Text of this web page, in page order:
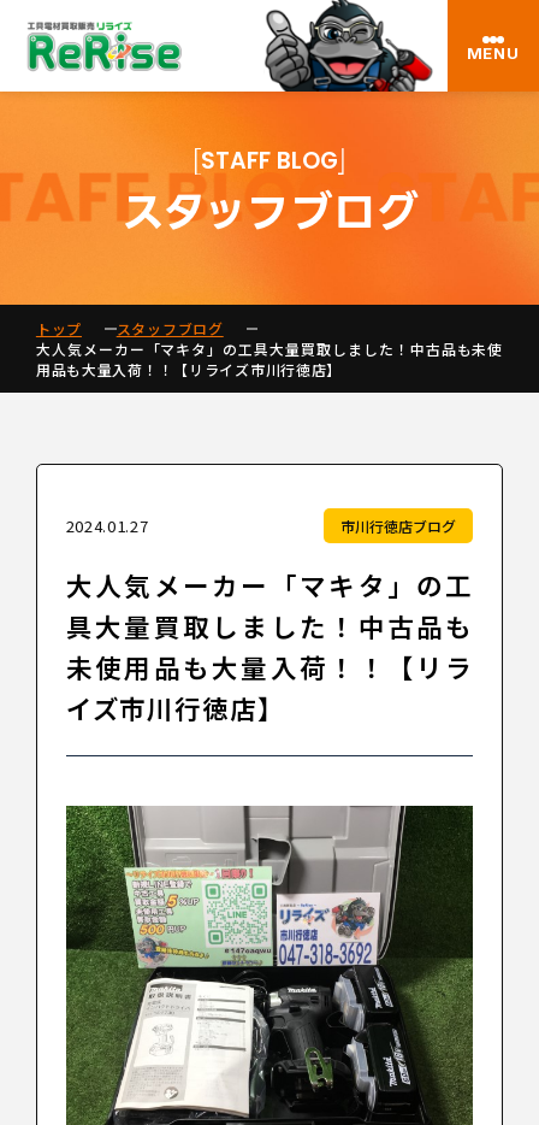
MENU
STAFF BLOG
スタッフブログ
トップ
スタッフブログ
大人気メーカー「マキタ」の工具大量買取しました！中古品も未使
用品も大量入荷！！【リライズ市川行徳店】
市川行徳店ブログ
2024.01.27
大人気メーカー「マキタ」の工
具大量買取しました！中古品も
未使用品も大量入荷！！【リラ
イズ市川行徳店】